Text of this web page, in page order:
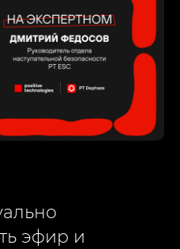
эфир и